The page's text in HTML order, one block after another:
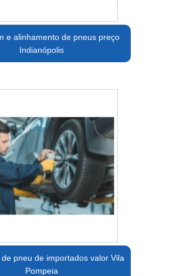
e alinhamento de pneus preço
Indianópolis
pneu de importados valor Vila
Pompeia